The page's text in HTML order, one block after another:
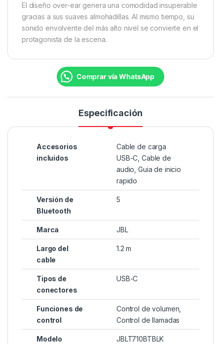
El diseño over-ear genera una comodidad insuperable
gracias a sus suaves almohadillas. Al mismo tiempo, su
sonido envolvente del más alto nivel se convierte en el
protagonista de la escena.
Comprar vía WhatsApp
Especificación
Accesorios
incluidos
Cable de carga
USB-C, Cable de
audio, Guia de inicio
rapido
Versión de
Bluetooth
5
Marca JBL
Largo del
cable
1.2 m
Tipos de
conectores
USB-C
Funciones de
control
Control de volumen,
Control de llamadas
Modelo
JBLT710BTBLK